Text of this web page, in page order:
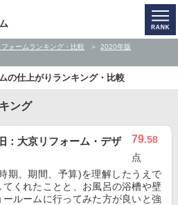
ォームランキング・比較
2020年版
の仕上がりランキング・比較
ング
：大京リフォーム・デザ
79.58
点
期、期間、予算)を理解したうえで
くれたことと、お風呂の浴槽や壁
ルームに行ってみた方が良いと強